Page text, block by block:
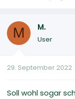
M M.
User
29. September 2022
Soll wohl sogar